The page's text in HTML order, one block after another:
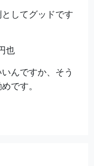
してグッドです
也
んですか、そう
です。